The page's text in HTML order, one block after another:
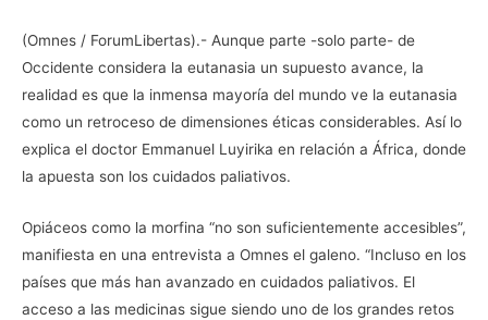
(Omnes / ForumLibertas).- Aunque parte -solo parte- de
Occidente considera la eutanasia un supuesto avance, la
realidad es que la inmensa mayoría del mundo ve la eutanasia
como un retroceso de dimensiones éticas considerables. Así lo
explica el doctor Emmanuel Luyirika en relación a África, donde
la apuesta son los cuidados paliativos.
Opiáceos como la morfina “no son suficientemente accesibles”,
manifiesta en una entrevista a Omnes el galeno. “Incluso en los
países que más han avanzado en cuidados paliativos. El
acceso a las medicinas sigue siendo uno de los grandes retos